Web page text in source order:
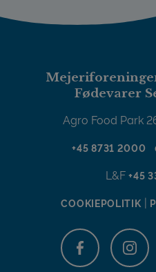
Fødevarer
Agro Food Park
+45 8731 2000
L&F+45
COOKIEPOLITIK